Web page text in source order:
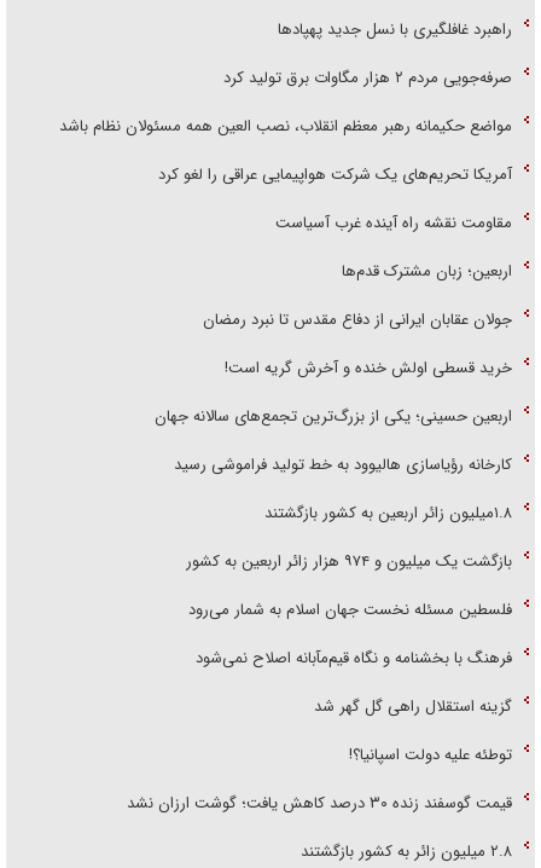
راهبرد غافلگیری با نسل جدید پهپاد‌ها
صرفه‌جویی مردم ۲ هزار مگاوات برق تولید کرد
مواضع حکیمانه رهبر معظم انقلاب، نصب العین همه مسئولان نظام باشد
آمریکا تحریم‌های یک شرکت هواپیمایی عراقی را لغو کرد
مقاومت نقشه راه آینده غرب آسیاست
اربعین؛ زبان مشترک قدم‌ها
جولان عقابان ایرانی از دفاع مقدس تا نبرد رمضان
خرید قسطی اولش خنده و آخرش گریه است!
اربعین حسینی؛ یکی از بزرگ‌ترین تجمع‌های سالانه جهان
کارخانه رؤیاسازی هالیوود به خط تولید فراموشی رسید
۱.۸میلیون زائر اربعین به کشور بازگشتند
بازگشت یک میلیون و ۹۷۴ هزار زائر اربعین به کشور
فلسطین مسئله نخست جهان اسلام به شمار می‌رود
فرهنگ با بخشنامه و نگاه قیم‌مآبانه اصلاح نمی‌شود
گزینه استقلال راهی گل گهر شد
توطئه علیه دولت اسپانیا؟!
قیمت گوسفند زنده ۳۰ درصد کاهش یافت؛ گوشت ارزان نشد
۲.۸ میلیون زائر به کشور بازگشتند